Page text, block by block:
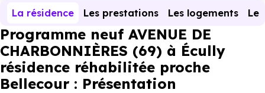
La résidence Les prestations Les logements Le
Programme neuf AVENUE DE
CHARBONNIÈRES (69) à Écully
résidence réhabilitée proche
Bellecour : Présentation